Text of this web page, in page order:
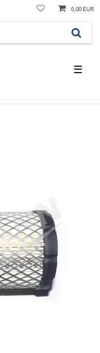
☰
0,00 EUR